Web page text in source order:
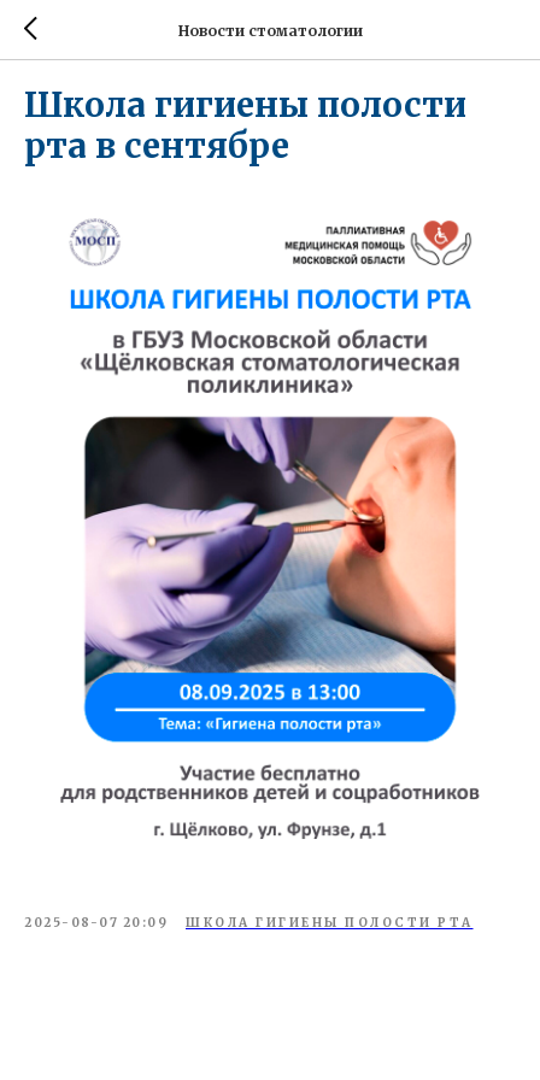
Новости стоматологии
Школа гигиены полости
рта в сентябре
2025-08-07 20:09 ШКОЛА ГИГИЕНЫ ПОЛОСТИ РТА